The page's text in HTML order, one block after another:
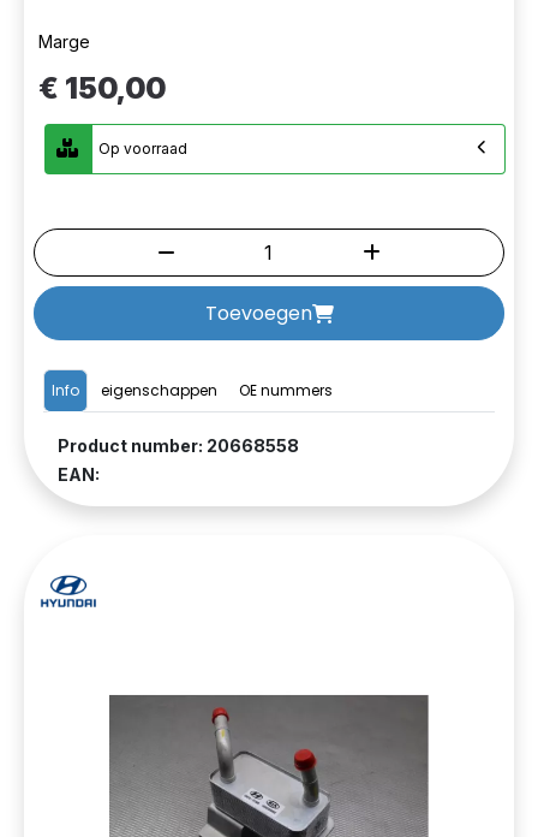
Info eigenschappen OE nummers
Product number: 20668558
EAN:
Marge
€ 150,00
Op voorraad
Toevoegen